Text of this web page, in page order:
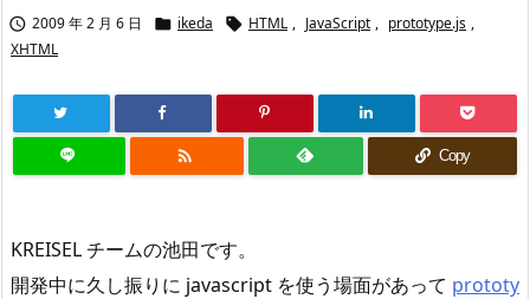
 2009 年 2 月 6 日  ikeda  HTML , JavaScript , prototype.js ,
XHTML
 Copy
KREISEL チームの池田です。
開発中に久し振りに javascript を使う場面があって prototy